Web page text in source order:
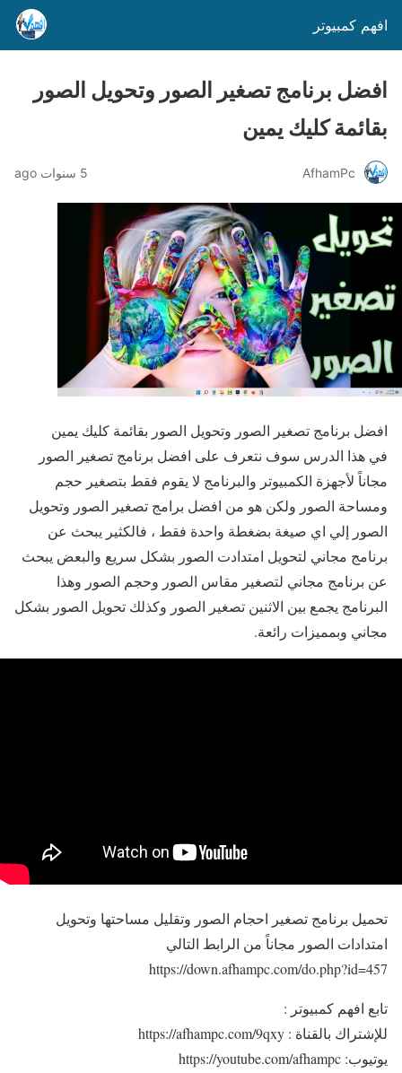
افهم كمبيوتر
افضل برنامج تصغير الصور وتحويل الصور
بقائمة كليك يمين
AfhamPc 5 سنوات ago
افضل برنامج تصغير الصور وتحويل الصور بقائمة كليك يمين
في هذا الدرس سوف نتعرف على افضل برنامج تصغير الصور
مجاناً لأجهزة الكمبيوتر والبرنامج لا يقوم فقط بتصغير حجم
ومساحة الصور ولكن هو من افضل برامج تصغير الصور وتحويل
الصور إلي اي صيغة بضغطة واحدة فقط ، فالكثير يبحث عن
برنامج مجاني لتحويل امتدادت الصور بشكل سريع والبعض يبحث
عن برنامج مجاني لتصغير مقاس الصور وحجم الصور وهذا
البرنامج يجمع بين الاثنين تصغير الصور وكذلك تحويل الصور بشكل
مجاني وبمميزات رائعة.
تحميل برنامج تصغير احجام الصور وتقليل مساحتها وتحويل
امتدادات الصور مجاناً من الرابط التالي
https://down.afhampc.com/do.php?id=457
تابع افهم كمبيوتر :
للإشتراك بالقناة : https://afhampc.com/9qxy
يوتيوب: https://youtube.com/afhampc